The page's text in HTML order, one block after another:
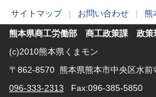
サイトマップ お問い合わせ 熊
熊本県商工労働部 商工政策課 政
(c)2010熊本県くまモン
〒862-8570 熊本県熊本市中央区水
096-333-2313 Fax:096-385-5850